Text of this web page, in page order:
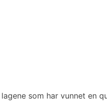
som har vunnet en